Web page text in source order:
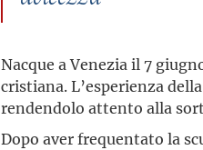
Nacque a Venezia il 7
cristiana. L’esperienza
rendendolo attento alla
Dopo aver frequentato la